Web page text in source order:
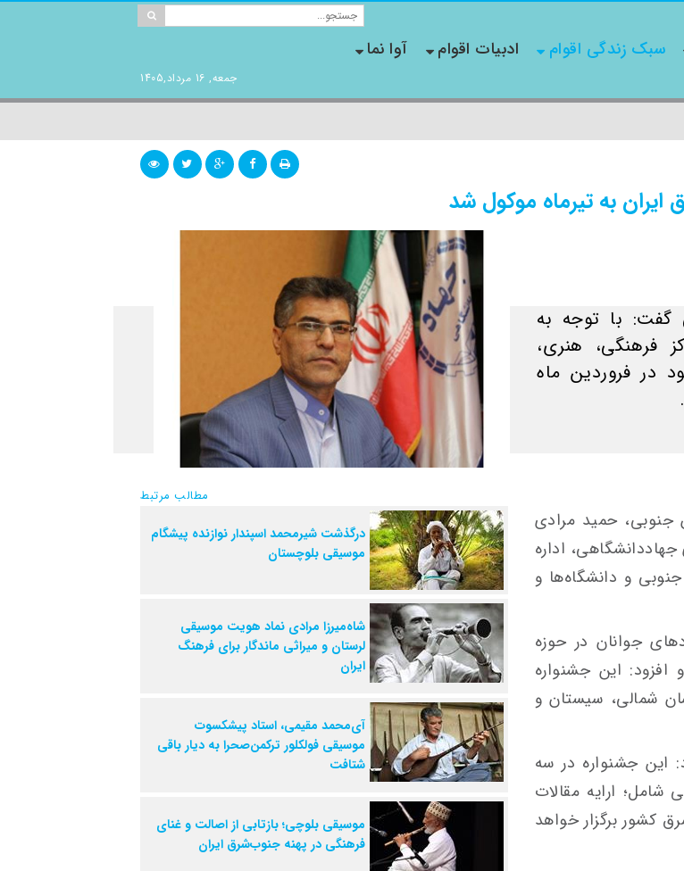
جمعه, 16 مرداد,1405
سبک زندگی اقوام ادبیات اقوام آوا نما
به تیرماه موکول شد
گفت: با توجه به
فرهنگی، هنری،
در فروردین ماه
جنوبی، حمید مرادی
اداره
و دانشگاه‌ها و
جوانان در حوزه
این جشنواره
شمالی، سیستان و
این جشنواره در سه
ارایه مقالات
کشور برگزار خواهد
مطالب مرتبط
درگذشت شیرمحمد اسپندار نوازنده پیشگام
موسیقی بلوچستان
شاه‌میرزا مرادی نماد هویت موسیقی
لرستان و میراثی ماندگار برای فرهنگ
ایران
آی‌محمد مقیمی، استاد پیشکسوت
موسیقی فولکلور ترکمن‌صحرا به دیار باقی
شتافت
موسیقی بلوچی؛ بازتابی از اصالت و غنای
فرهنگی در پهنه جنوب‌شرق ایران